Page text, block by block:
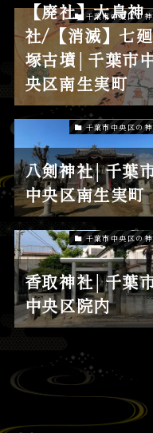
千葉市中央区の
【廃社】大鳥神
社/【消滅】七廻
塚古墳│千葉市
央区南生実町
千葉市中央区の
八剣神社│千葉
中央区南生実町
千葉市中央区の
香取神社│千葉
中央区院内